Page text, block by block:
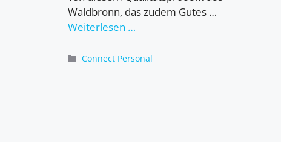
Waldbronn, das zudem Gutes …
Weiterlesen …
Kategorien
Connect Personal